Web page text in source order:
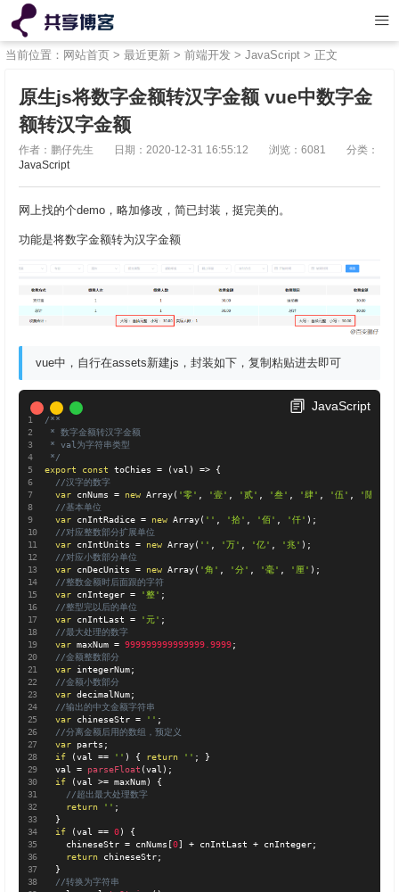
当前位置： 网站首页 > 最近更新 > 前端开发 > JavaScript > 正文
原生js将数字金额转汉字金额 vue中数字金
额转汉字金额
作者：鹏仔先生 日期：2020-12-31 16:55:12 浏览：6081
分类：
JavaScript
网上找的个demo，略加修改，简已封装，挺完美的。
功能是将数字金额转为汉字金额
vue中，自行在assets新建js，封装如下，复制粘贴进去即可
JavaScript
/**
* 数字金额转汉字金额
* val为字符串类型
*/
export
const toChies = (val ) =>
{
//汉字的数字
var cnNums = new Array( '零' '壹' '贰' '叁' '肆' '伍' '陆'
//基本单位
var cnIntRadice = new Array( '' '拾' '佰' '仟' ) ;
//对应整数部分扩展单位
var cnIntUnits = new Array( '' '万' '亿' '兆' ) ;
//对应小数部分单位
var cnDecUnits = new Array( '角' '分' '毫' '厘' ) ;
//整数金额时后面跟的字符
var cnInteger = '整' ;
//整型完以后的单位
var cnIntLast = '元' ;
//最大处理的数字
var maxNum = 999999999999999.9999;
//金额整数部分
var integerNum;
//金额小数部分
var decimalNum;
//输出的中文金额字符串
var chineseStr = '' ;
//分离金额后用的数组，预定义
var parts ;
if
(val == '' ) { return '' ;
}
  val
= parseFloat (val ) ;
if
(val >= maxNum)
{
//超出最大处理数字
return
'' ;
}
if
(val == 0)
{
    chineseStr
= cnNums [0] + cnIntLast + cnInteger;
return chineseStr;
}
//转换为字符串